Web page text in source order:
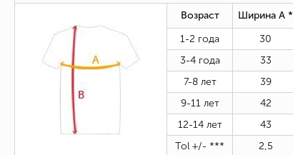
Возраст Ширина А *
1-2 года
30
3-4 года
33
7-8 лет
39
9-11 лет
42
12-14лет 43
Tol +/- ***
2,5